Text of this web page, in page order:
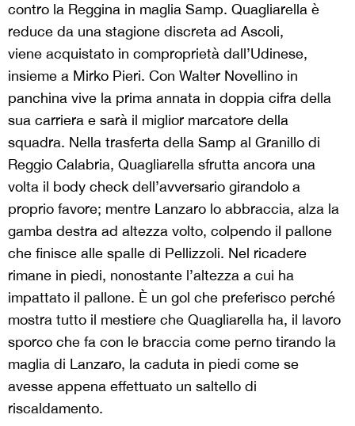
contro la Reggina in maglia Samp. Quagliarella è
reduce da una stagione discreta ad Ascoli,
viene acquistato in comproprietà dall’Udinese,
insieme a Mirko Pieri. Con Walter Novellino in
panchina vive la prima annata in doppia cifra della
sua carriera e sarà il miglior marcatore della
squadra. Nella trasferta della Samp al Granillo di
Reggio Calabria, Quagliarella sfrutta ancora una
volta il body check dell’avversario girandolo a
proprio favore; mentre Lanzaro lo abbraccia, alza la
gamba destra ad altezza volto, colpendo il pallone
che finisce alle spalle di Pellizzoli. Nel ricadere
rimane in piedi, nonostante l’altezza a cui ha
impattato il pallone. È un gol che preferisco perché
mostra tutto il mestiere che Quagliarella ha, il lavoro
sporco che fa con le braccia come perno tirando la
maglia di Lanzaro, la caduta in piedi come se
avesse appena effettuato un saltello di
riscaldamento.